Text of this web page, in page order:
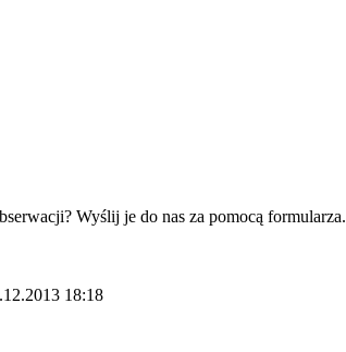
Wyślij je do nas za pomocą formularza.
18:18